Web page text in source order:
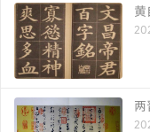
黄
两